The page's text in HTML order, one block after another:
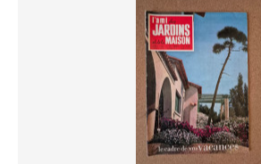
Spedizione gratuita
Metodi di pagamento
Bonifico bancario
Mastercard